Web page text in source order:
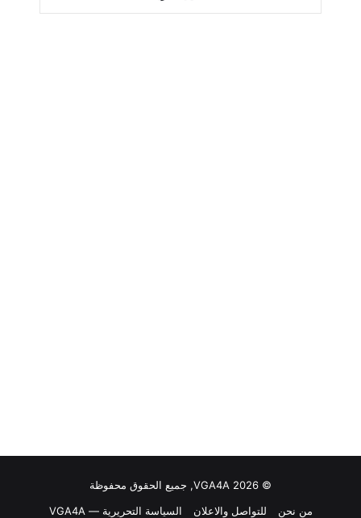
© VGA4A 2026, جميع الحقوق محفوظة
من نحن
للتواصل والاعلان
السياسة التحريرية — VGA4A